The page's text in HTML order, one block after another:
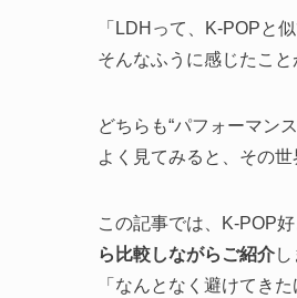
「LDHって、K-POPと
そんなふうに感じたこと
どちらも“パフォーマン
よく見てみると、その
この記事では、K-POP
ら比較しながらご紹介し
「なんとなく避けてき